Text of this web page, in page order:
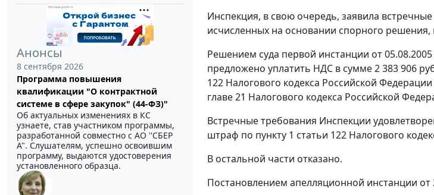
Анонсы
8 сентября 2026
Программа повышения
квалификации "О контрактной
системе в сфере закупок" (44-ФЗ)"
Об актуальных изменениях в КС
узнаете, став участником программы,
разработанной совместно с АО ''СБЕР
А". Слушателям, успешно освоившим
программу, выдаются удостоверения
установленного образца.
Инспекция, в свою очередь, заявила
исчисленных на основании спорного
Решением суда первой инстанции от
предложено уплатить НДС в сумме 2 383 906
122 Налогового кодекса Российской
главе 21 Налогового кодекса Российской
Встречные требования Инспекции
штраф по пункту 1 статьи 122 Налогового
В остальной части отказано.
Постановлением апелляционной инстанции